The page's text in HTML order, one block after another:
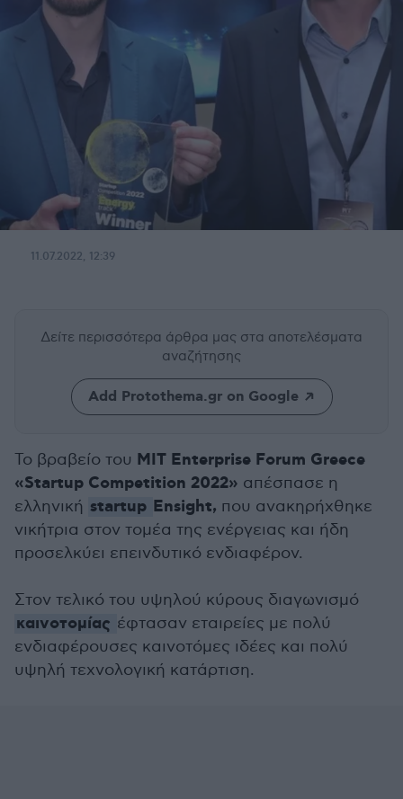
11.07.2022, 12:39
Δείτε περισσότερα άρθρα μας στα αποτελέσματα
αναζήτησης
Add Protothema.gr on Google
Το βραβείο του ΜΙΤ Enterprise Forum Greece
«Startup Competition 2022» απέσπασε η
ελληνική startup Ensight, που ανακηρήχθηκε
νικήτρια στον τομέα της ενέργειας και ήδη
προσελκύει επεινδυτικό ενδιαφέρον.
Στον τελικό του υψηλού κύρους διαγωνισμό
καινοτομίας έφτασαν εταιρείες με πολύ
ενδιαφέρουσες καινοτόμες ιδέες και πολύ
υψηλή τεχνολογική κατάρτιση.